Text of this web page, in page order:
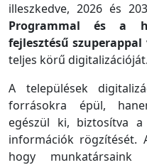
illeszkedve, 2026 és
Programmal és a
fejlesztésű szuperappal
teljes körű digitalizációját.
A települések
forrásokra épül,
egészül ki, biztosítva
információk rögzítését.
hogy